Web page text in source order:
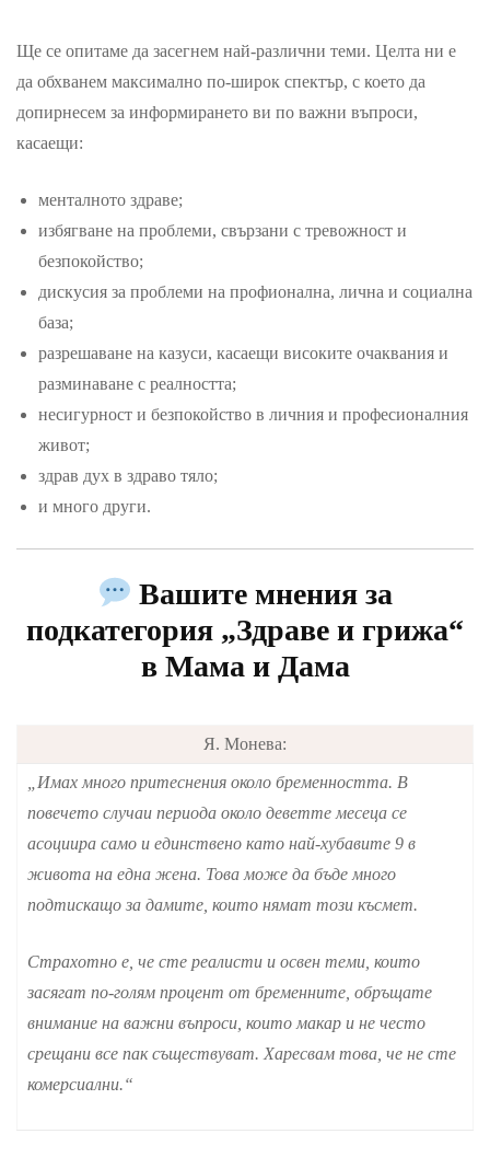
Ще се опитаме да засегнем най-различни теми. Целта ни е
да обхванем максимално по-широк спектър, с което да
допирнесем за информирането ви по важни въпроси,
касаещи:
менталното здраве;
избягване на проблеми, свързани с тревожност и
безпокойство;
дискусия за проблеми на профионална, лична и социална
база;
разрешаване на казуси, касаещи високите очаквания и
разминаване с реалността;
несигурност и безпокойство в личния и професионалния
живот;
здрав дух в здраво тяло;
и много други.
Вашите мнения за
подкатегория „Здраве и грижа“
в Мама и Дама
Я. Монева:
„Имах много притеснения около бременността. В
повечето случаи периода около деветте месеца се
асоциира само и единствено като най-хубавите 9 в
живота на една жена. Това може да бъде много
подтискащо за дамите, които нямат този късмет.
Страхотно е, че сте реалисти и освен теми, които
засягат по-голям процент от бременните, обръщате
внимание на важни въпроси, които макар и не често
срещани все пак съществуват. Харесвам това, че не сте
комерсиални.“